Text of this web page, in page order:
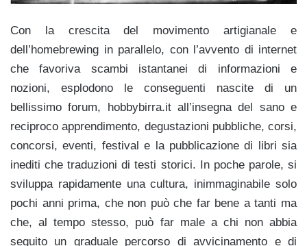
Con la crescita del movimento artigianale e
dell’homebrewing in parallelo, con l’avvento di internet
che favoriva scambi istantanei di informazioni e
nozioni, esplodono le conseguenti nascite di un
bellissimo forum, hobbybirra.it all’insegna del sano e
reciproco apprendimento, degustazioni pubbliche, corsi,
concorsi, eventi, festival e la pubblicazione di libri sia
inediti che traduzioni di testi storici. In poche parole, si
sviluppa rapidamente una cultura, inimmaginabile solo
pochi anni prima, che non può che far bene a tanti ma
che, al tempo stesso, può far male a chi non abbia
seguito un graduale percorso di avvicinamento e di